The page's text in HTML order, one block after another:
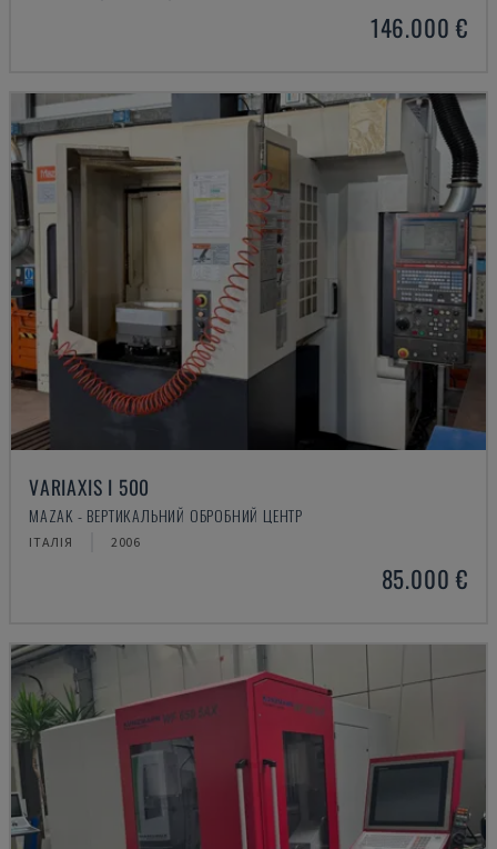
146.000 €
VARIAXIS I 500
MAZAK - ВЕРТИКАЛЬНИЙ ОБРОБНИЙ ЦЕНТР
ІТАЛІЯ 2006
85.000 €